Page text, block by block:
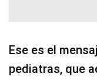
Ese es el
pediatras, que